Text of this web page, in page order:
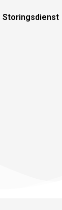
Storingsdienst